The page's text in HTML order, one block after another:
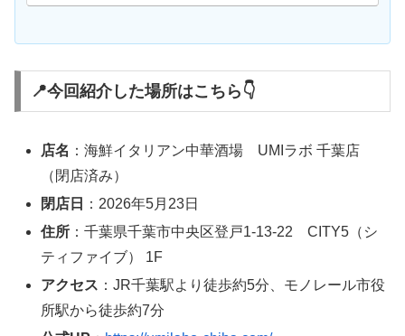
📍今回紹介した場所はこちら👇
店名 ：海鮮イタリアン中華酒場 UMIラボ 千葉店
（閉店済み）
閉店日
：2026年5月23日
住所 ：千葉県千葉市中央区登戸1-13-22 CITY5（シ
ティファイブ） 1F
アクセス ：JR千葉駅より徒歩約5分、モノレール市役
所駅から徒歩約7分